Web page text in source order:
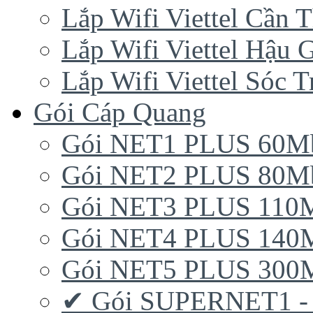
Lắp Wifi Viettel Cần
Lắp Wifi Viettel Hậu
Lắp Wifi Viettel Sóc
Gói Cáp Quang
Gói NET1 PLUS
Gói NET2 PLUS
Gói NET3 PLUS
Gói NET4 PLUS
Gói NET5 PLUS
✔ Gói SUPERNET1